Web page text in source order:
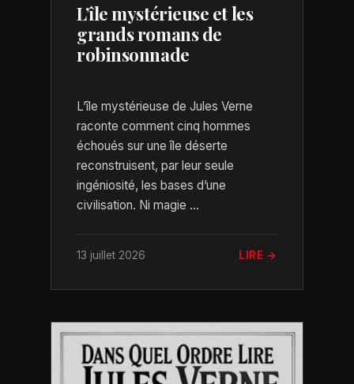
L’île mystérieuse et les
grands romans de
robinsonnade
L’île mystérieuse de Jules Verne
raconte comment cinq hommes
échoués sur une île déserte
reconstruisent, par leur seule
ingéniosité, les bases d’une
civilisation. Ni magie ...
13 juillet 2026 LIRE →